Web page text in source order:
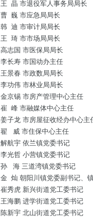
王 晶 市退役军人事务局局长
曹 巍 市应急局局长
韩 迪 市审计局局长
王 琦 市市场局局长
高志国 市医保局局长
李长寿 市国动办主任
王景春 市政数局局长
李功伟 市林业局局长
金京锡 市房产管理中心主任
崔 峰 市融媒体中心主任
姜子龙 市房屋征收经办中心主
翟
威 市住保中心主任
解航宇 依兰镇党委书记
李光哲 小营镇党委书记
孙
海 三道湾镇党委书记
金 灿 朝阳川镇党委副书记、
崔秀虎 新兴街道党工委书记
王海鹏 进学街道党工委书记
陈新宇 北山街道党工委书记